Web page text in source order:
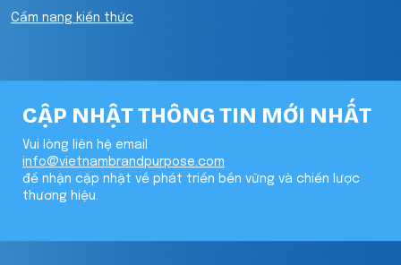
Cẩm nang kiến thức
CẬP NHẬT THÔNG TIN MỚI NHẤT
Vui lòng liên hệ email
info@vietnambrandpurpose.com
để nhận cập nhật về phát triển bền vững và chiến lược
thương hiệu.